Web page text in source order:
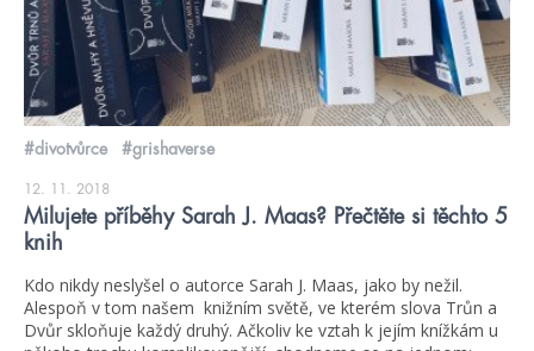
#divotvůrce #grishaverse
12. 11. 2018
Milujete příběhy Sarah J. Maas? Přečtěte si těchto 5
knih
Kdo nikdy neslyšel o autorce Sarah J. Maas, jako by nežil.
Alespoň v tom našem knižním světě, ve kterém slova Trůn a
Dvůr skloňuje každý druhý. Ačkoliv ke vztah k jejím knížkám u